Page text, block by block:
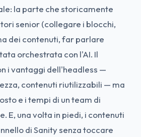
la parte che storicamente
senior (collegare i blocchi,
dei contenuti, far parlare
orchestrata con l'AI. Il
i vantaggi dell'headless —
contenuti riutilizzabili — ma
e i tempi di un team di
E, una volta in piedi, i contenuti
di Sanity senza toccare